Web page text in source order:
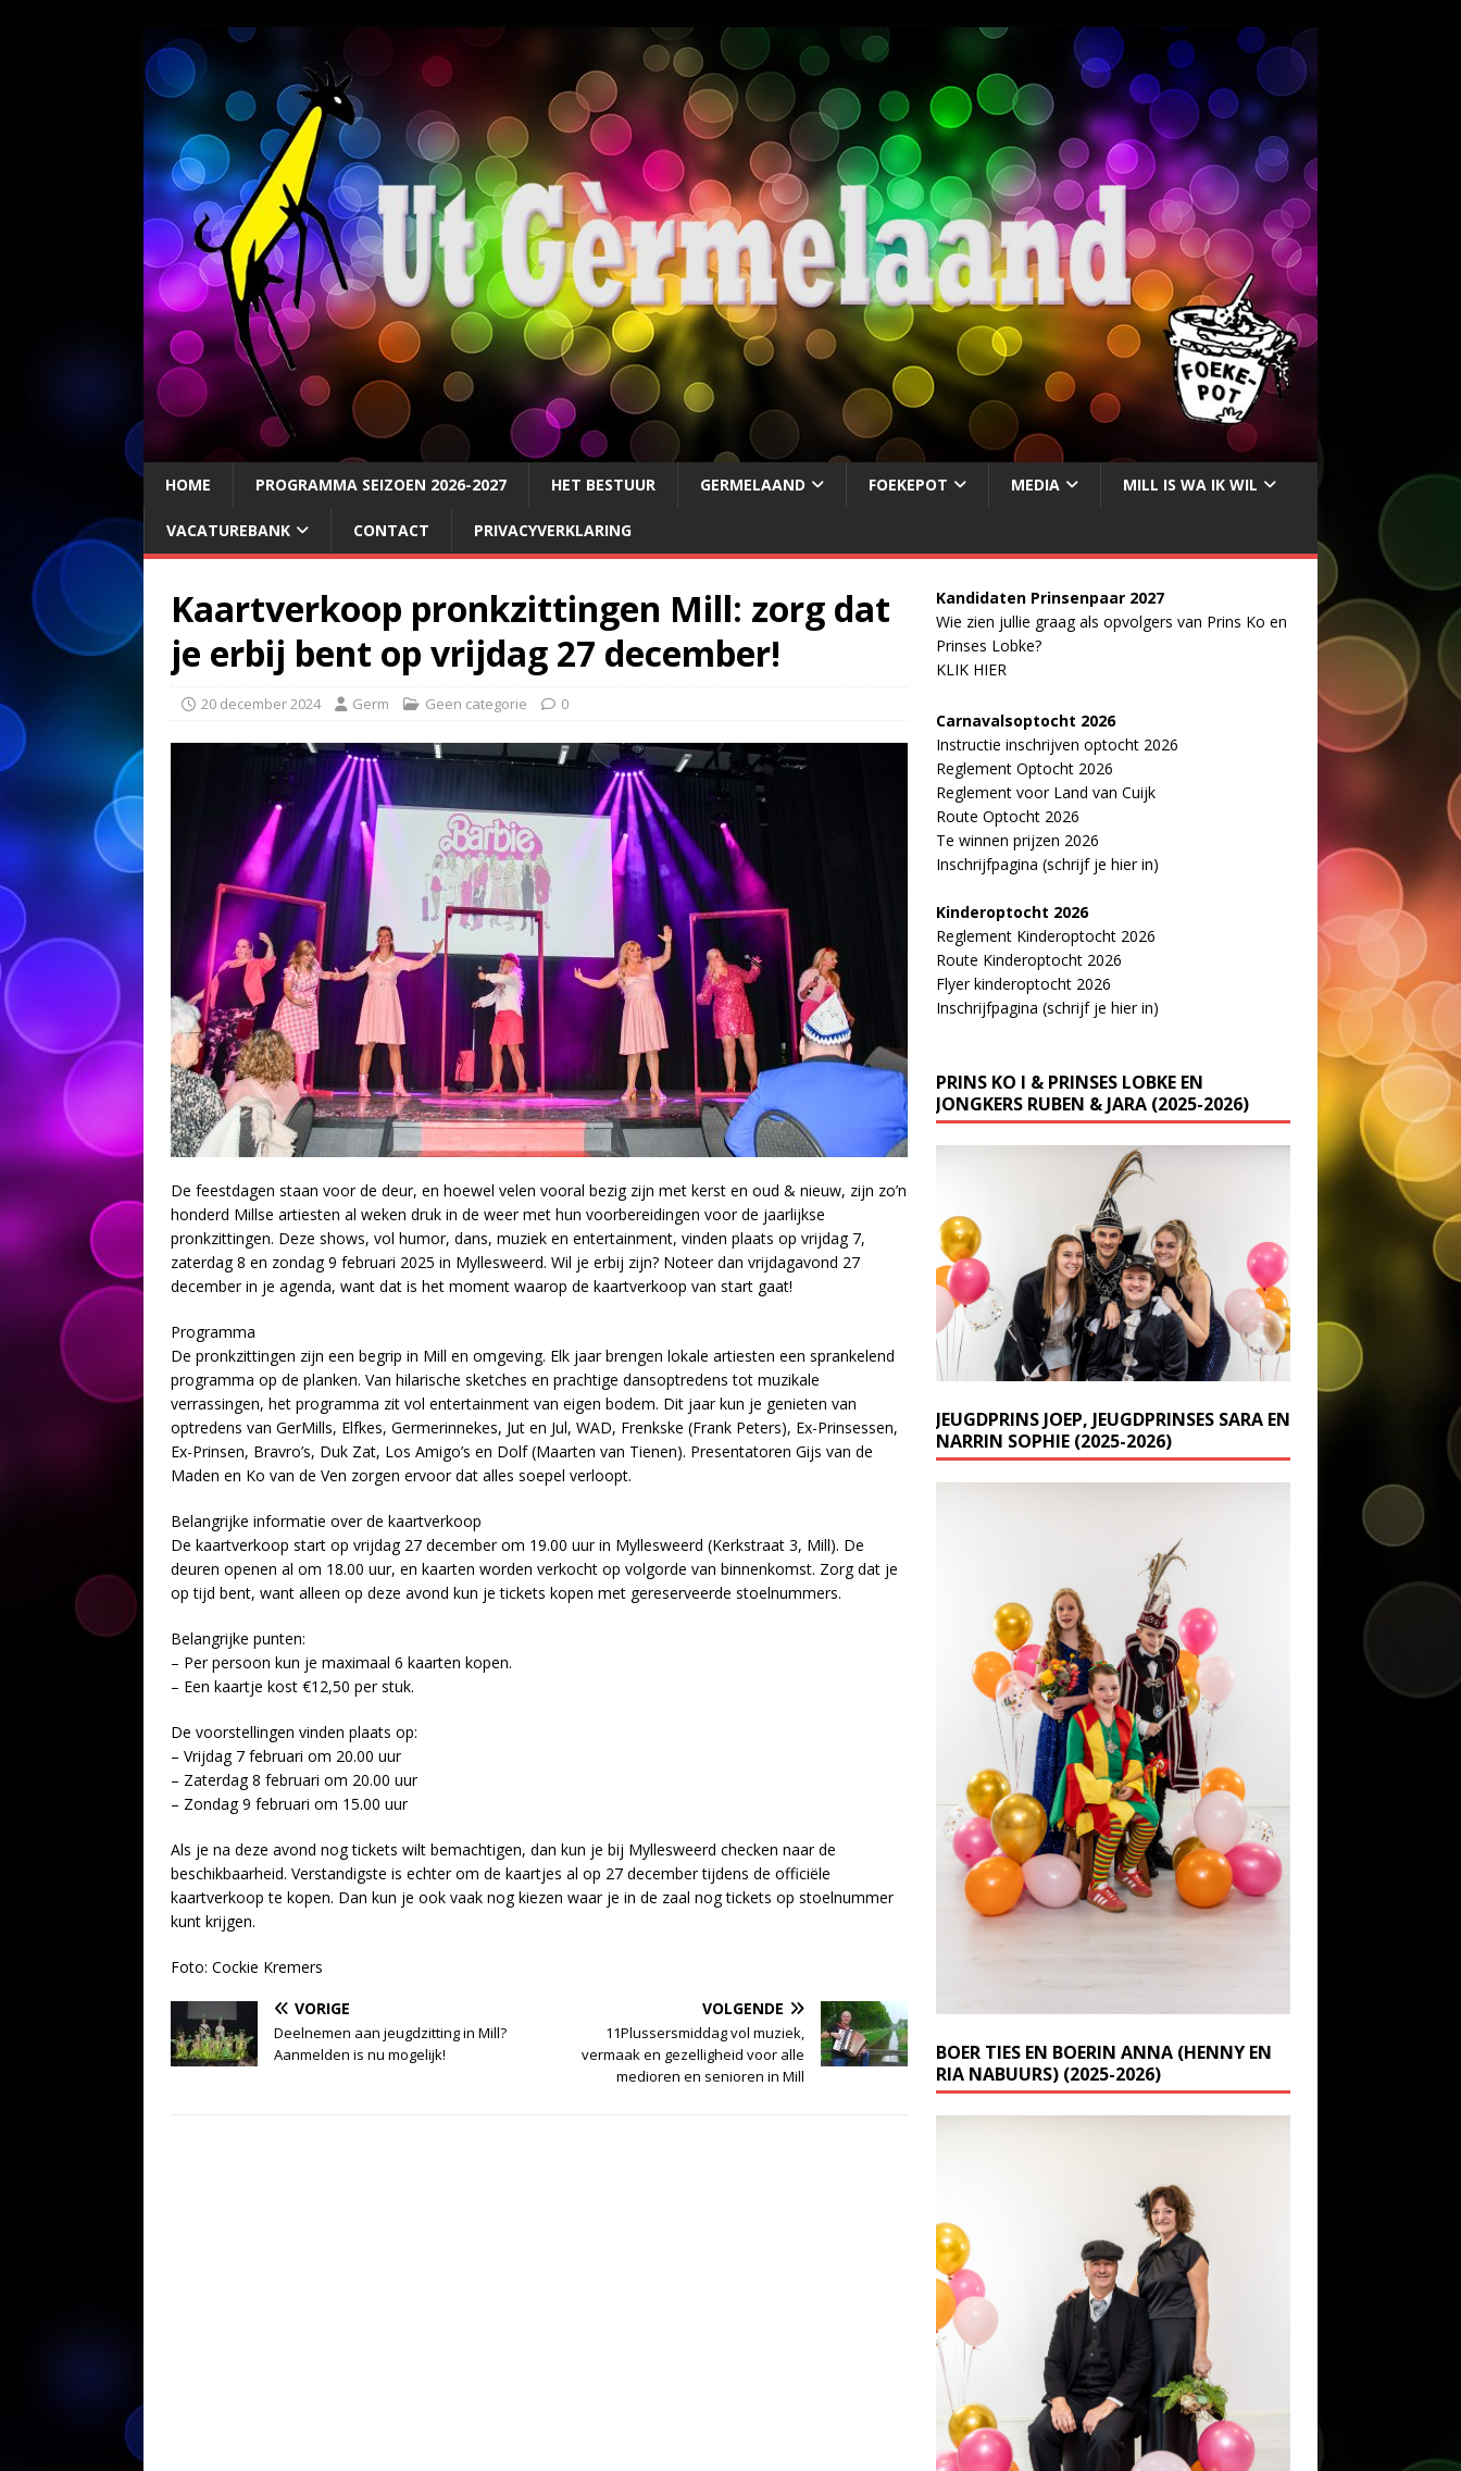
HOME PROGRAMMA SEIZOEN 2026-2027 HET BESTUUR GERMELAAND FOEKEPOT MEDIA MILL IS WA IK WIL
VACATUREBANK CONTACT PRIVACYVERKLARING
Kaartverkoop pronkzittingen Mill: zorg dat
je erbij bent op vrijdag 27 december!
20 december 2024 Germ Geen categorie 0
De feestdagen staan voor de deur, en hoewel velen vooral bezig zijn met kerst en oud & nieuw, zijn zo’n
honderd Millse artiesten al weken druk in de weer met hun voorbereidingen voor de jaarlijkse
pronkzittingen. Deze shows, vol humor, dans, muziek en entertainment, vinden plaats op vrijdag 7,
zaterdag 8 en zondag 9 februari 2025 in Myllesweerd. Wil je erbij zijn? Noteer dan vrijdagavond 27
december in je agenda, want dat is het moment waarop de kaartverkoop van start gaat!
Programma
De pronkzittingen zijn een begrip in Mill en omgeving. Elk jaar brengen lokale artiesten een sprankelend
programma op de planken. Van hilarische sketches en prachtige dansoptredens tot muzikale
verrassingen, het programma zit vol entertainment van eigen bodem. Dit jaar kun je genieten van
optredens van GerMills, Elfkes, Germerinnekes, Jut en Jul, WAD, Frenkske (Frank Peters), Ex-Prinsessen,
Ex-Prinsen, Bravro’s, Duk Zat, Los Amigo’s en Dolf (Maarten van Tienen). Presentatoren Gijs van de
Maden en Ko van de Ven zorgen ervoor dat alles soepel verloopt.
Belangrijke informatie over de kaartverkoop
De kaartverkoop start op vrijdag 27 december om 19.00 uur in Myllesweerd (Kerkstraat 3, Mill). De
deuren openen al om 18.00 uur, en kaarten worden verkocht op volgorde van binnenkomst. Zorg dat je
op tijd bent, want alleen op deze avond kun je tickets kopen met gereserveerde stoelnummers.
Belangrijke punten:
– Per persoon kun je maximaal 6 kaarten kopen.
– Een kaartje kost €12,50 per stuk.
De voorstellingen vinden plaats op:
– Vrijdag 7 februari om 20.00 uur
– Zaterdag 8 februari om 20.00 uur
– Zondag 9 februari om 15.00 uur
Als je na deze avond nog tickets wilt bemachtigen, dan kun je bij Myllesweerd checken naar de
beschikbaarheid. Verstandigste is echter om de kaartjes al op 27 december tijdens de officiële
kaartverkoop te kopen. Dan kun je ook vaak nog kiezen waar je in de zaal nog tickets op stoelnummer
kunt krijgen.
Foto: Cockie Kremers
VORIGE
Deelnemen aan jeugdzitting in Mill?
Aanmelden is nu mogelijk!
VOLGENDE
11Plussersmiddag vol muziek,
vermaak en gezelligheid voor alle
medioren en senioren in Mill
Kandidaten Prinsenpaar 2027
Wie zien jullie graag als opvolgers van Prins Ko en
Prinses Lobke?
KLIK HIER
Carnavalsoptocht 2026
Instructie inschrijven optocht 2026
Reglement Optocht 2026
Reglement voor Land van Cuijk
Route Optocht 2026
Te winnen prijzen 2026
Inschrijfpagina (schrijf je hier in)
Kinderoptocht 2026
Reglement Kinderoptocht 2026
Route Kinderoptocht 2026
Flyer kinderoptocht 2026
Inschrijfpagina (schrijf je hier in)
PRINS KO I & PRINSES LOBKE EN
JONGKERS RUBEN & JARA (2025-2026)
JEUGDPRINS JOEP, JEUGDPRINSES SARA EN
NARRIN SOPHIE (2025-2026)
BOER TIES EN BOERIN ANNA (HENNY EN
RIA NABUURS) (2025-2026)